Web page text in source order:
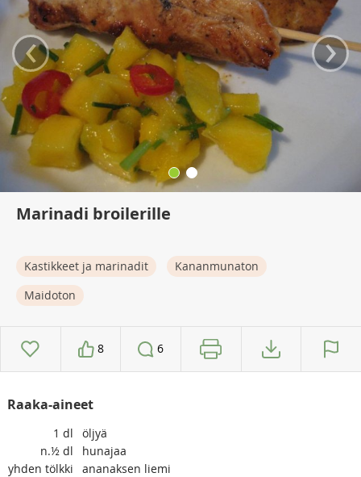
‹ ›
Marinadi broilerille
Kastikkeet ja marinadit
Kananmunaton
Maidoton
8 6
Raaka-aineet
1 dl
öljyä
n.½ dl
hunajaa
yhden tölkki
ananaksen liemi